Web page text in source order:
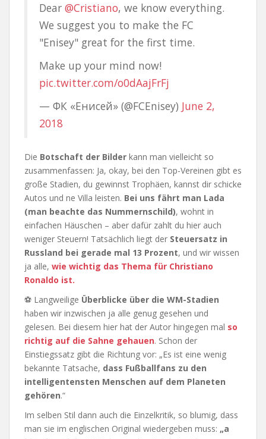
Dear @Cristiano, we know everything.
We suggest you to make the FC
"Enisey" great for the first time.
Make up your mind now!
pic.twitter.com/o0dAajFrFj
— ФК «Енисей» (@FCEnisey) June 2,
2018
Die Botschaft der Bilder kann man vielleicht so
zusammenfassen: Ja, okay, bei den Top-Vereinen gibt es
große Stadien, du gewinnst Trophäen, kannst dir schicke
Autos und ne Villa leisten. Bei uns fährt man Lada
(man beachte das Nummernschild), wohnt in
einfachen Häuschen – aber dafür zahlt du hier auch
weniger Steuern! Tatsächlich liegt der Steuersatz in
Russland bei gerade mal 13 Prozent, und wir wissen
ja alle, wie wichtig das Thema für Christiano
Ronaldo ist.
⚽ Langweilige Überblicke über die WM-Stadien
haben wir inzwischen ja alle genug gesehen und
gelesen. Bei diesem hier hat der Autor hingegen mal so
richtig auf die Sahne gehauen. Schon der
Einstiegssatz gibt die Richtung vor: „Es ist eine wenig
bekannte Tatsache, dass Fußballfans zu den
intelligentensten Menschen auf dem Planeten
gehören.“
Im selben Stil dann auch die Einzelkritik, so blumig, dass
man sie im englischen Original wiedergeben muss: „a